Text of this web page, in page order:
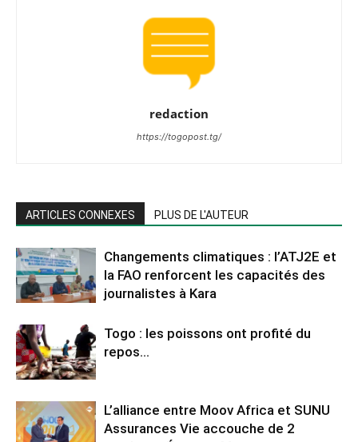
redaction
https://togopost.tg/
ARTICLES CONNEXES PLUS DE L'AUTEUR
Changements climatiques : l’ATJ2E et
la FAO renforcent les capacités des
journalistes à Kara
Togo : les poissons ont profité du
repos…
L’alliance entre Moov Africa et SUNU
Assurances Vie accouche de 2